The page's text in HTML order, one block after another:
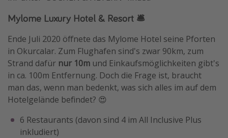
Mylome Luxury Hotel & Resort 🛎
Ende Juli 2020 öffnete das Mylome Hotel seine Pforten
in Okurcalar. Zum Flughafen sind's zwar 90km, zum
Strand dafür nur 10m und Einkaufsmöglichkeiten gibt's
in ca. 100m Entfernung. Doch die Frage ist, braucht
man das, wenn man bedenkt, was sich alles im auf dem
Hotelgelände befindet? 😍
6 Restaurants (davon sind 4 im All Inclusive Plus
inkludiert)